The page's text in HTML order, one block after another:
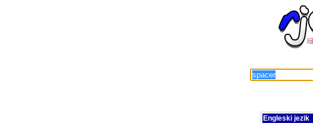
Engleski jezik